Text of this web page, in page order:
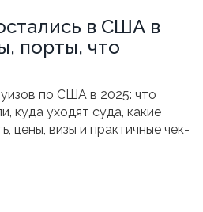
в США в
порты, что
по США в 2025: что
куда уходят суда, какие
цены, визы и практичные чек-